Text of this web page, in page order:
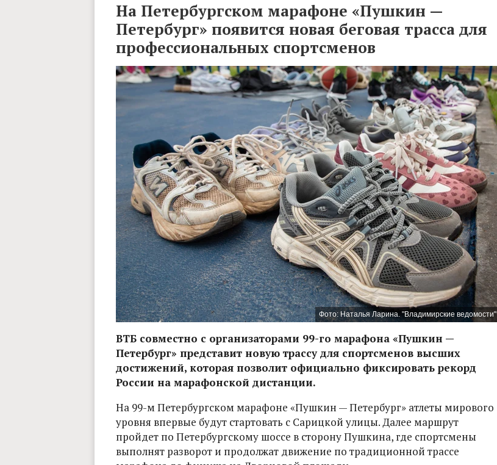
На Петербургском марафоне «Пушкин —
Петербург» появится новая беговая трасса для
профессиональных спортсменов
Фото: Наталья Ларина. "Владимирские ведомости"
ВТБ совместно с организаторами 99-го марафона «Пушкин —
Петербург» представит новую трассу для спортсменов высших
достижений, которая позволит официально фиксировать рекорд
России на марафонской дистанции.
На 99-м Петербургском марафоне «Пушкин — Петербург» атлеты мирового
уровня впервые будут стартовать с Сарицкой улицы. Далее маршрут
пройдет по Петербургскому шоссе в сторону Пушкина, где спортсмены
выполнят разворот и продолжат движение по традиционной трассе